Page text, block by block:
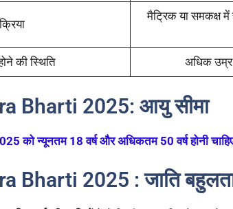
मैट्रिक या समकक्ष में
की स्थिति अधिक उम्र
Bharti 2025: आयु सीमा
को न्यूनतम 18 वर्ष और अधिकतम 50 वर्ष होनी
Bharti 2025 :जाति